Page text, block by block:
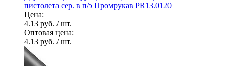
пистолета сер. в п/э Промрукав PR13.0120
Цена:
4.13 руб. / шт.
Оптовая цена:
4.13 руб. / шт.